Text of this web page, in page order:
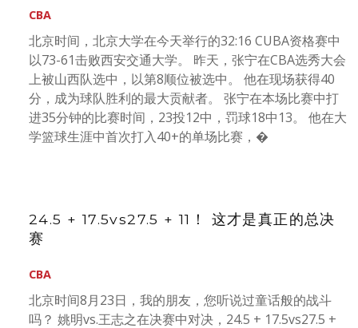
CBA
北京时间，北京大学在今天举行的32:16 CUBA资格赛中
以73-61击败西安交通大学。 昨天，张宁在CBA选秀大会
上被山西队选中，以第8顺位被选中。 他在现场获得40
分，成为球队胜利的最大贡献者。 张宁在本场比赛中打
进35分钟的比赛时间，23投12中，罚球18中13。 他在大
学篮球生涯中首次打入40+的单场比赛，�
24.5 + 17.5vs27.5 + 11！ 这才是真正的总决
赛
CBA
北京时间8月23日，我的朋友，您听说过童话般的战斗
吗？ 姚明vs.王志之在决赛中对决，24.5 + 17.5vs27.5 +